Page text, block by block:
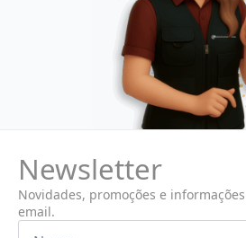
Newsletter
Novidades, promoções e
email.
Nome